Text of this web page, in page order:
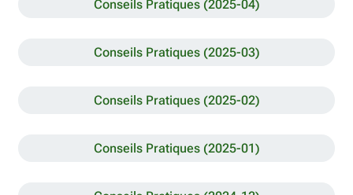
Conseils Pratiques (2025-04)
Conseils Pratiques (2025-03)
Conseils Pratiques (2025-02)
Conseils Pratiques (2025-01)